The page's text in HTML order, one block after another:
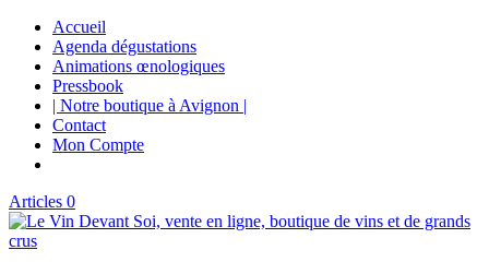
Accueil
Agenda dégustations
Animations œnologiques
Pressbook
| Notre boutique à Avignon |
Contact
Mon Compte
Articles 0